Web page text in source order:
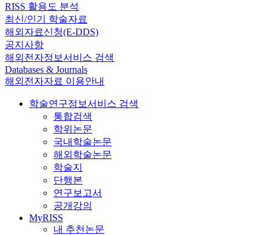
RISS 활용도 분석
최신/인기 학술자료
해외자료신청(E-DDS)
공지사항
해외전자정보서비스 검색
Databases & Journals
해외전자자료 이용안내
학술연구정보서비스 검색
통합검색
학위논문
국내학술논문
해외학술논문
학술지
단행본
연구보고서
공개강의
MyRISS
내 추천논문